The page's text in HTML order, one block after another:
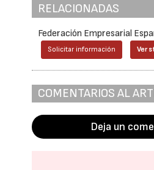
RELACIONADAS
Federación Empresarial
Solicitar información Ver
COMENTARIOS AL
Deja un